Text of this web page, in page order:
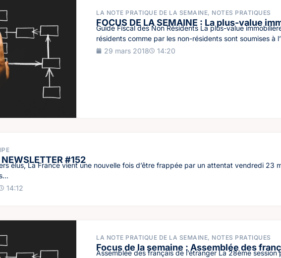
LA NOTE PRATIQUE DE LA SEMAINE, NOTES PRATIQUES
FOCUS DE LA SEMAINE : La plus-value
Guide Fiscal des Non Résidents La plus-value
résidents comme par les non-résidents sont soumises à
29 mars 2018
14:20
NEWSLETTER #152
élus, La France vient une nouvelle fois d’être frappée par un attentat vendredi 23
14:12
LA NOTE PRATIQUE DE LA SEMAINE, NOTES PRATIQUES
Focus de la semaine : Assemblée des
Assemblée des français de l’étranger La 28ème session